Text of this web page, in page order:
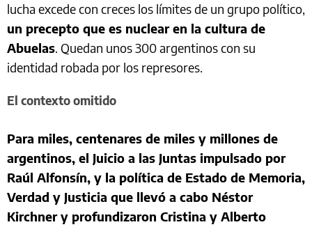
lucha excede con creces los límites de un grupo político,
un precepto que es nuclear en la cultura de
Abuelas. Quedan unos 300 argentinos con su
identidad robada por los represores.
El contexto omitido
Para miles, centenares de miles y millones de
argentinos, el Juicio a las Juntas impulsado por
Raúl Alfonsín, y la política de Estado de Memoria,
Verdad y Justicia que llevó a cabo Néstor
Kirchner y profundizaron Cristina y Alberto